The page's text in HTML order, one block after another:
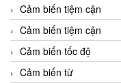
Cảm biến tiệm cận
Cảm biến tiệm cận
Cảm biến tốc độ
Cảm biến từ